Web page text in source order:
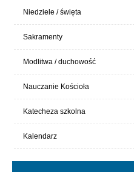
Niedziele / święta
Sakramenty
Modlitwa / duchowość
Nauczanie Kościoła
Katecheza szkolna
Kalendarz